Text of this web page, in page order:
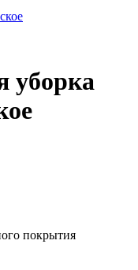
уборка
покрытия